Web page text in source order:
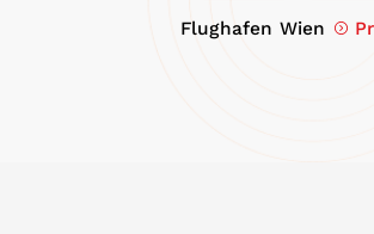
Flughafen Wien